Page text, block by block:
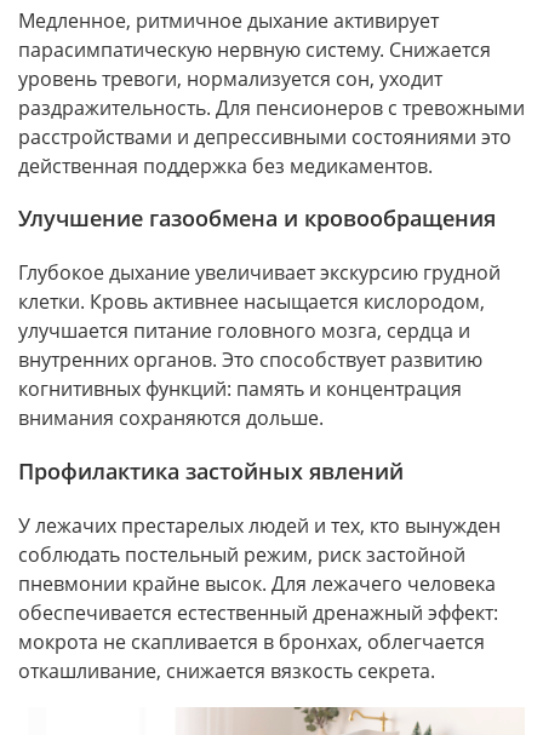
Медленное, ритмичное дыхание активирует
парасимпатическую нервную систему. Снижается
уровень тревоги, нормализуется сон, уходит
раздражительность. Для пенсионеров с тревожными
расстройствами и депрессивными состояниями это
действенная поддержка без медикаментов.
Улучшение газообмена и кровообращения
Глубокое дыхание увеличивает экскурсию грудной
клетки. Кровь активнее насыщается кислородом,
улучшается питание головного мозга, сердца и
внутренних органов. Это способствует развитию
когнитивных функций: память и концентрация
внимания сохраняются дольше.
Профилактика застойных явлений
У лежачих престарелых людей и тех, кто вынужден
соблюдать постельный режим, риск застойной
пневмонии крайне высок. Для лежачего человека
обеспечивается естественный дренажный эффект:
мокрота не скапливается в бронхах, облегчается
откашливание, снижается вязкость секрета.